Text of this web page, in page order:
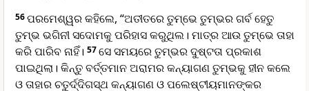
56ପରମେଶ୍ୱର କହିଲେ, “ଅତୀତରେ ତୁମ୍ଭେ ତୁମ୍ଭର ଗର୍ବ ହେତୁ
ତୁମ୍ଭ ଭଗିନୀ ସଦୋମକୁ ପରିହାସ କରୁଥିଲ। ମାତ୍ର ଆଉ ତୁମ୍ଭେ ତାହା
କରି ପାରିବ ନାହିଁ। 57ସେ ସମୟରେ ତୁମ୍ଭର ଦୁଷ୍ଟତା ପ୍ରକାଶ
ପାଇଥିଲା। କିନ୍ତୁ ବର୍ତ୍ତମାନ ଅରାମର କନ୍ୟାଗଣ ତୁମ୍ଭକୁ ହୀନ କଲେ
ଓ ତାହାର ଚତୁର୍ଦ୍ଦିଗସ୍ଥ କନ୍ୟାଗଣ ଓ ପଲେଷ୍ଟୀୟମାନଙ୍କର